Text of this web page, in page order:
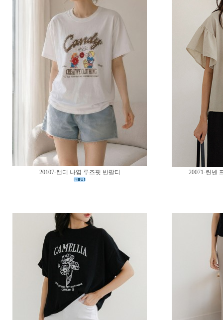
20107-캔디 나염 루즈핏 반팔티 20071-린넨